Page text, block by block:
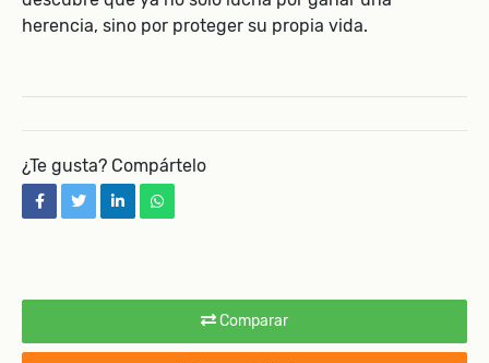
Comparar
herencia, sino por proteger su propia vida.
¿Te gusta? Compártelo
facebooktwitterlinkedinwhatsapp